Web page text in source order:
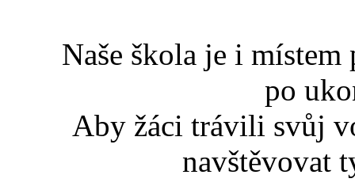
Naše škola je i
po
Aby žáci trávili svůj
navštěvovat